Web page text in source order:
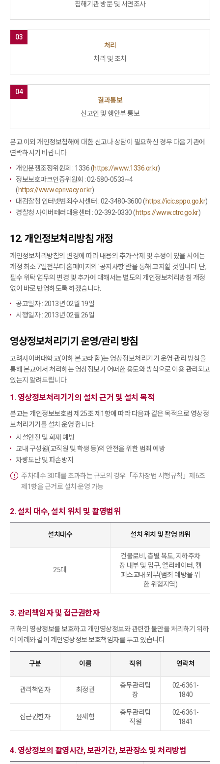
침해기관 방문 및 서면조사
03
처리
처리 및 조치
04
결과통보
신고인 및 행안부 통보
본교 이외 개인정보침해에 대한 신고나 상담이 필요하신 경우 다음 기관에
연락하시기 바랍니다.
개인분쟁조정위원회 : 1336(https://www.1336.or.kr)
정보보호마크인증위원회 :02-580-0533~4
(https://www.eprivacy.or.kr)
대검찰청 인터넷범죄수사센터 :02-3480-3600(https://icic.sppo.go.kr)
경찰청 사이버테러대응센터 :02-392-0330(https://www.ctrc.go.kr)
12. 개인정보처리방침 개정
개인정보처리방침의 변경에 따라 내용의 추가·삭제 및 수정이 있을 시에는
개정 최소 7일전부터 홈페이지의 '공지사항'란을 통해 고지할 것입니다. 단,
필수 위탁 업무의 변경 및 추가에 대해서는 별도의 개인정보처리방침 개정
없이 바로 반영하도록 하겠습니다.
공고일자 : 2013년 02월 19일
시행일자 : 2013년 02월 26일
영상정보처리기기 운영/관리 방침
고려사이버대학교(이하 본교라 함)는 영상정보처리기기 운영·관리 방침을
통해 본교에서 처리하는 영상정보가 어떠한 용도와 방식으로 이용·관리되고
있는지 알려드립니다.
1. 영상정보처리기기의 설치 근거 및 설치 목적
본교는 개인정보보호법 제25조 제1항에 따라 다음과 같은 목적으로 영상정
보처리기기를 설치·운영 합니다.
시설안전 및 화재 예방
교내 구성원(교직원 및 학생 등)의 안전을 위한 범죄 예방
차량도난 및 파손방지
주차대수 30대를 초과하는 규모의 경우「주차장법 시행규칙」제6조
제1항을 근거로 설치·운영 가능
2. 설치 대수, 설치 위치 및 촬영범위
설치대수 설치 위치 및 촬영 범위
25대
건물로비, 층별 복도, 지하주차
장 내부 및 입구, 엘리베이터, 캠
퍼스교내·외부(범죄 예방을 위
한 위험지역)
3. 관리책임자 및 접근권한자
귀하의 영상정보를 보호하고 개인영상정보와 관련한 불만을 처리하기 위하
여 아래와 같이 개인영상정보 보호책임자를 두고 있습니다.
구분 이름 직위 연락처
관리책임자 최정권
총무관리팀
장
02-6361-
1840
접근권한자 윤새힘
총무관리팀
직원
02-6361-
1841
4. 영상정보의 촬영시간, 보관기간, 보관장소 및 처리방법